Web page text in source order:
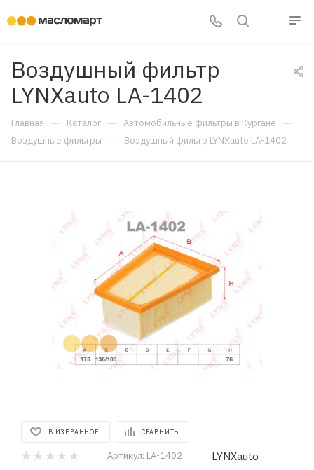
Воздушный фильтр
LYNXauto LA-1402
Главная — Каталог — Автомобильные фильтры в Кургане —
Воздушные фильтры — Воздушный фильтр LYNXauto LA-1402
В ИЗБРАННОЕ СРАВНИТЬ
Артикул: LA-1402 LYNXauto